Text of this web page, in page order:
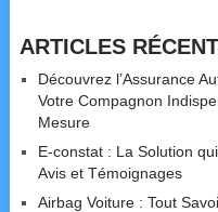
ARTICLES
Découvrez l’Assurance
Votre Compagnon
Mesure
E-constat : La Solution
Avis et Témoignages
Airbag Voiture : Tout